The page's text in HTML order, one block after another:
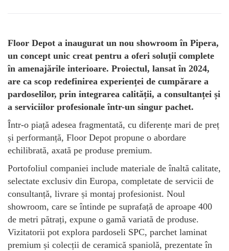
Floor Depot a inaugurat un nou showroom în Pipera,
un concept unic creat pentru a oferi soluții complete
în amenajările interioare. Proiectul, lansat în 2024,
are ca scop redefinirea experienței de cumpărare a
pardoselilor, prin integrarea calității, a consultanței și
a serviciilor profesionale într-un singur pachet.
Într-o piață adesea fragmentată, cu diferențe mari de preț
și performanță, Floor Depot propune o abordare
echilibrată, axată pe produse premium.
Portofoliul companiei include materiale de înaltă calitate,
selectate exclusiv din Europa, completate de servicii de
consultanță, livrare și montaj profesionist. Noul
showroom, care se întinde pe suprafață de aproape 400
de metri pătrați, expune o gamă variată de produse.
Vizitatorii pot explora pardoseli SPC, parchet laminat
premium și colecții de ceramică spaniolă, prezentate în